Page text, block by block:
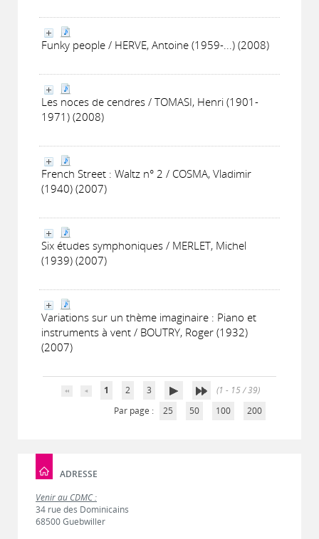
Funky people / HERVE, Antoine (1959-...) (2008)
Les noces de cendres / TOMASI, Henri (1901-
1971) (2008)
French Street : Waltz n° 2 / COSMA, Vladimir
(1940) (2007)
Six études symphoniques / MERLET, Michel
(1939) (2007)
Variations sur un thème imaginaire : Piano et
instruments à vent / BOUTRY, Roger (1932)
(2007)
1 2 3
(1 - 15 / 39)
Par page :
25 50 100 200
ADRESSE
Venir au CDMC :
34 rue des Dominicains
68500 Guebwiller